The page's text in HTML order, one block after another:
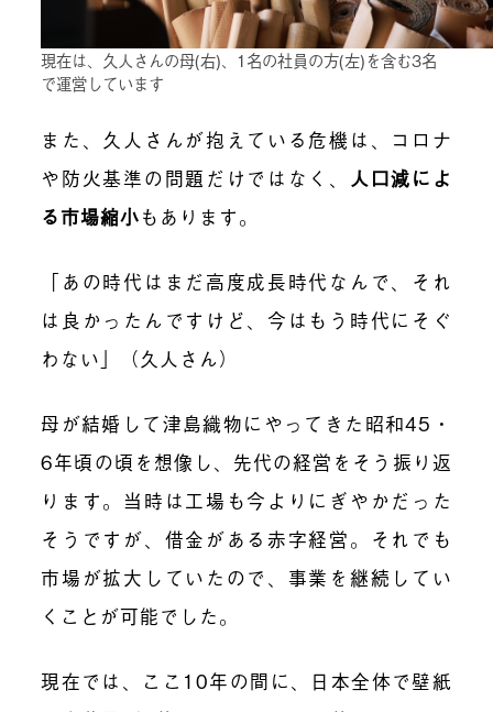
現在は、久人さんの母(右)、1名の社員の方(左)を含む3名
で運営しています
また、久人さんが抱えている危機は、コロナ
や防火基準の問題だけではなく、 人口減によ
る市場縮小もあります。
「あの時代はまだ高度成長時代なんで、それ
は良かったんですけど、今はもう時代にそぐ
わない」（久人さん）
母が結婚して津島織物にやってきた昭和45・
6年頃の頃を想像し、先代の経営をそう振り返
ります。当時は工場も今よりにぎやかだった
そうですが、借金がある赤字経営。それでも
市場が拡大していたので、事業を継続してい
くことが可能でした。
現在では、ここ10年の間に、日本全体で壁紙